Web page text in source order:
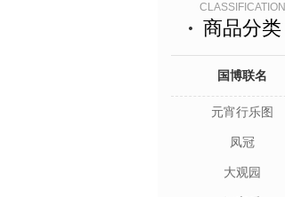
CLASSIFICATION
商品分类
国博联名
元宵行乐图
凤冠
大观园